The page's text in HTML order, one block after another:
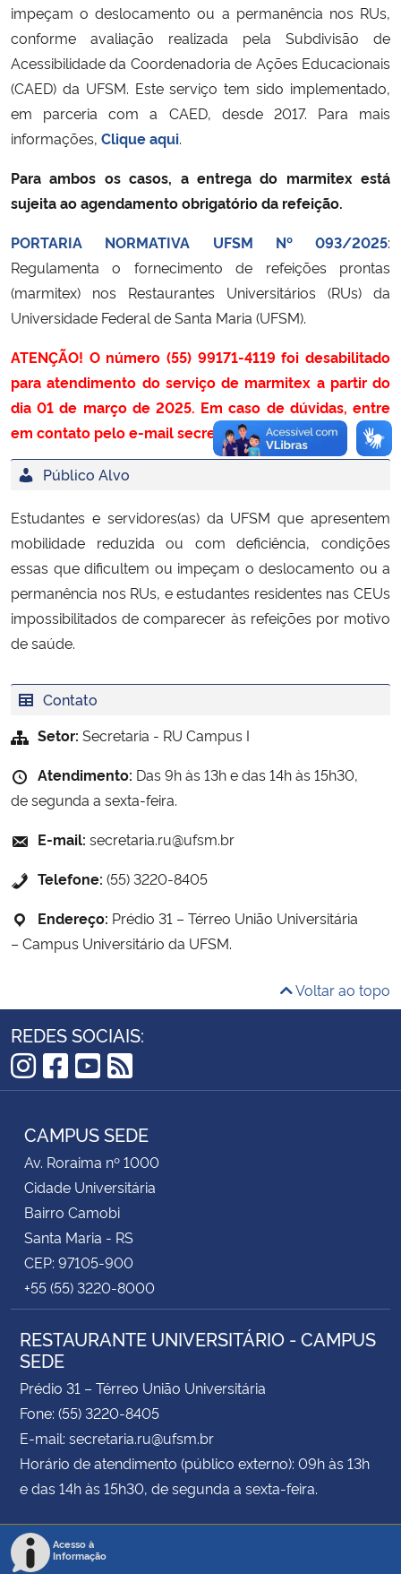
Secretaria-Geral
Secretaria de Governo
Advocacia-Geral da União
Banco Central do Brasil
Planalto
impeçam o deslocamento ou a permanência nos RUs,
conforme avaliação realizada pela Subdivisão de
Acessibilidade da Coordenadoria de Ações Educacionais
(CAED) da UFSM. Este serviço tem sido implementado,
em parceria com a CAED, desde 2017. Para mais
informações, Clique aqui.
Para ambos os casos, a entrega do marmitex está
sujeita ao agendamento obrigatório da refeição.
PORTARIA NORMATIVA UFSM Nº 093/2025:
Regulamenta o fornecimento de refeições prontas
(marmitex) nos Restaurantes Universitários (RUs) da
Universidade Federal de Santa Maria (UFSM).
ATENÇÃO! O número (55) 99171-4119 foi desabilitado
para atendimento do serviço de marmitex a partir do
dia 01 de março de 2025. Em caso de dúvidas, entre
em contato pelo e-mail secretaria.ru@ufsm.br.
Público Alvo
Estudantes e servidores(as) da UFSM que apresentem
mobilidade reduzida ou com deficiência, condições
essas que dificultem ou impeçam o deslocamento ou a
permanência nos RUs, e estudantes residentes nas CEUs
impossibilitados de comparecer às refeições por motivo
de saúde.
Contato
Setor: Secretaria - RU Campus I
Atendimento: Das 9h às 13h e das 14h às 15h30,
de segunda a sexta-feira.
E-mail: secretaria.ru@ufsm.br
Telefone: (55) 3220-8405
Endereço: Prédio 31 – Térreo União Universitária
– Campus Universitário da UFSM.
Voltar ao topo
REDES SOCIAIS:
Instagram
Facebook
YouTube
RSS
CAMPUS SEDE
Av. Roraima nº 1000
Cidade Universitária
Bairro Camobi
Santa Maria - RS
CEP: 97105-900
+55 (55) 3220-8000
RESTAURANTE UNIVERSITÁRIO - CAMPUS
SEDE
Prédio 31 – Térreo União Universitária
Fone: (55) 3220-8405
E-mail: secretaria.ru@ufsm.br
Horário de atendimento (público externo): 09h às 13h
e das 14h às 15h30, de segunda a sexta-feira.
Acesso à
Informação